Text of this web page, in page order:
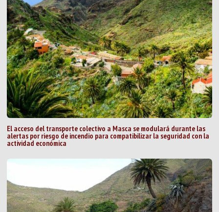
El acceso del transporte colectivo a Masca se modulará durante las
alertas por riesgo de incendio para compatibilizar la seguridad con la
actividad económica